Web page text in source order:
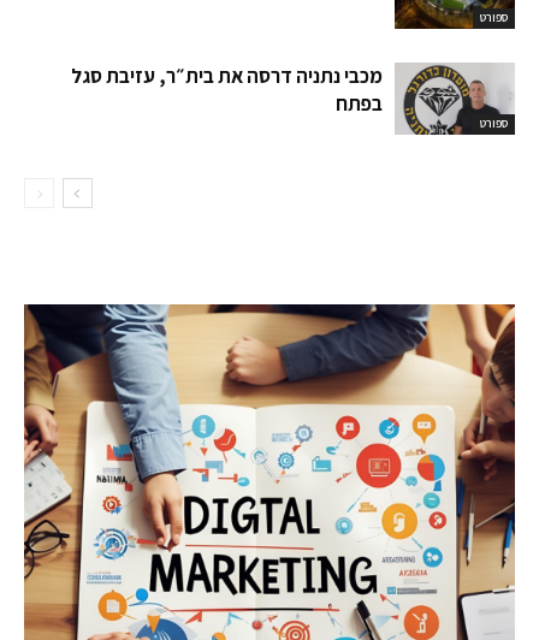
ספורט
ספורט
מכבי נתניה דרסה את בית״ר, עזיבת סגל
בפתח